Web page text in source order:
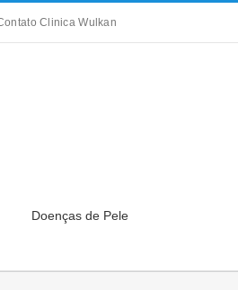
Clinica Wulkan
Doenças de Pele